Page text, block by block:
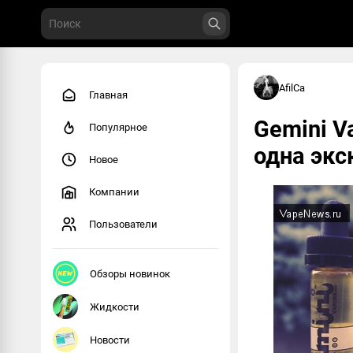
Главная
Популярное
Новое
Компании
Пользователи
Обзоры новинок
Жидкости
Новости
AfilCa
Gemini
одна